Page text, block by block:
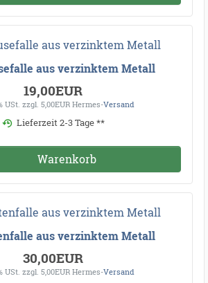
aus verzinktem Metall
19,00EUR
USt. zzgl. 5,00EUR Hermes-Versand
Lieferzeit 2-3 Tage **
Warenkorb
aus verzinktem Metall
30,00EUR
USt. zzgl. 5,00EUR Hermes-Versand